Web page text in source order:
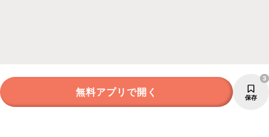
無料アプリで開く 保存
3